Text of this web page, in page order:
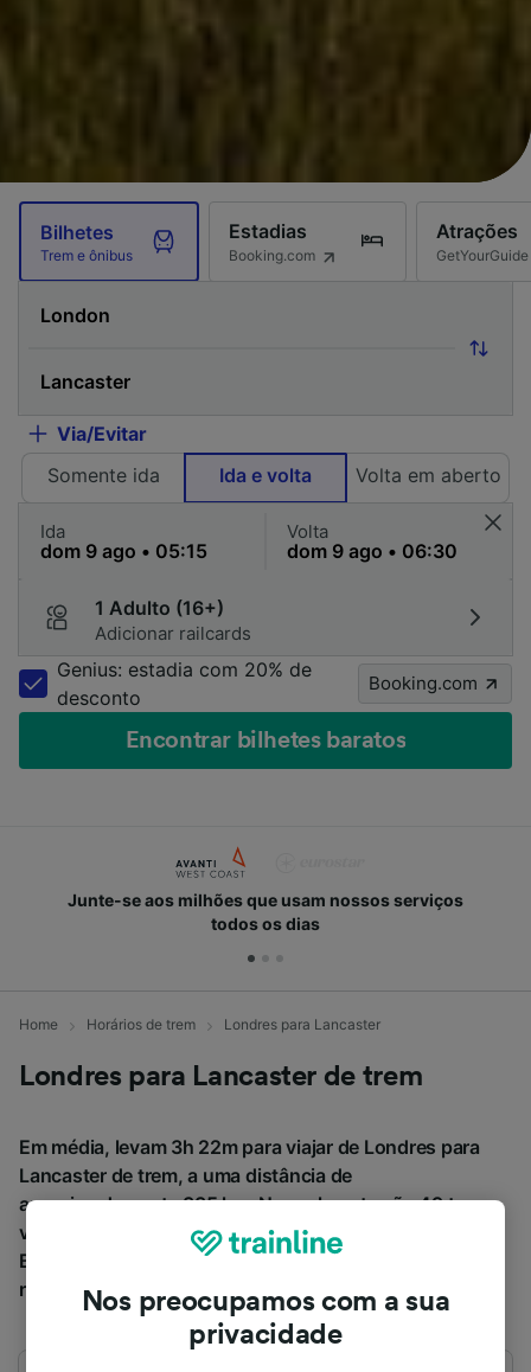
Bilhetes
Trem e ônibus
Estadias
Booking.com
Atrações
GetYourGuide
Via/Evitar
Somente ida
Ida e volta Volta em aberto
Ida Volta
1 Adulto (16+)
Adicionar railcards
Genius: estadia com 20% de
desconto
Booking.com
Encontrar bilhetes baratos
Junte-se aos milhões que usam nossos serviços
todos os dias
Home Horários de trem Londres para Lancaster
Londres para Lancaster de trem
Em média, levam 3h 22m para viajar de Londres para
Lancaster de trem, a uma distância de
aproximadamente 335 km. Normalmente são 49 trens
viajando diariamente de Londres para Lancaster.
Bilhetes para este trajeto a partir de € 29,42 quando
reservados com antecedência.
Nos preocupamos com a sua
privacidade